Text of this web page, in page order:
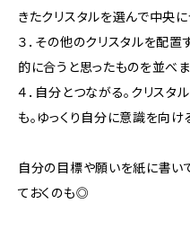
きたクリスタルを選んで中央に
３．その他のクリスタルを配置
的に合うと思ったものを並べま
４．自分とつながる。クリスタ
も。ゆっくり自分に意識を向け
自分の目標や願いを紙に書い
ておくのも◎